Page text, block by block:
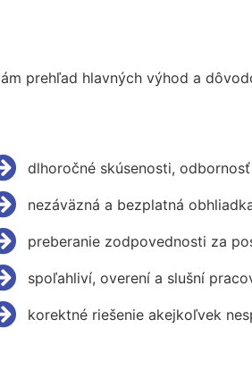
prehľad hlavných výhod a
dlhoročné skúsenosti,
nezáväzná a bezplatná
preberanie zodpovednosti za
spoľahliví, overení a slušní
korektné riešenie akejkoľvek